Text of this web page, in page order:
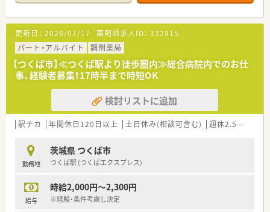
更新日： 2026/07/17 薬剤師求人ID： 332815
パート・アルバイト
調剤薬局
【つくば市】≪つくば駅より徒歩圏内≫総合病院内でのお仕
事、経験者募集！17時半まで時短OK
検討リストに追加
駅チカ 年間休日120日以上 土日休み(相談可含む) 週休2.5日以上
勤務地
茨城県 つくば市
つくば駅 (つくばエクスプレス)
給与
時給2,000円～2,300円
※経験・条件考慮し決定